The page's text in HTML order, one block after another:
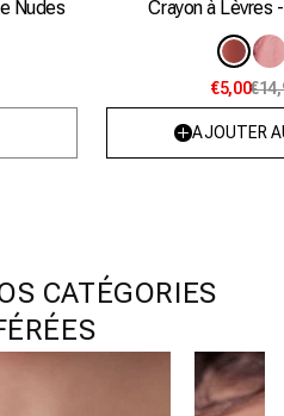
Nudes Crayon à Lèvres
ou
€5,00
AJOUTER
CATÉGORIES